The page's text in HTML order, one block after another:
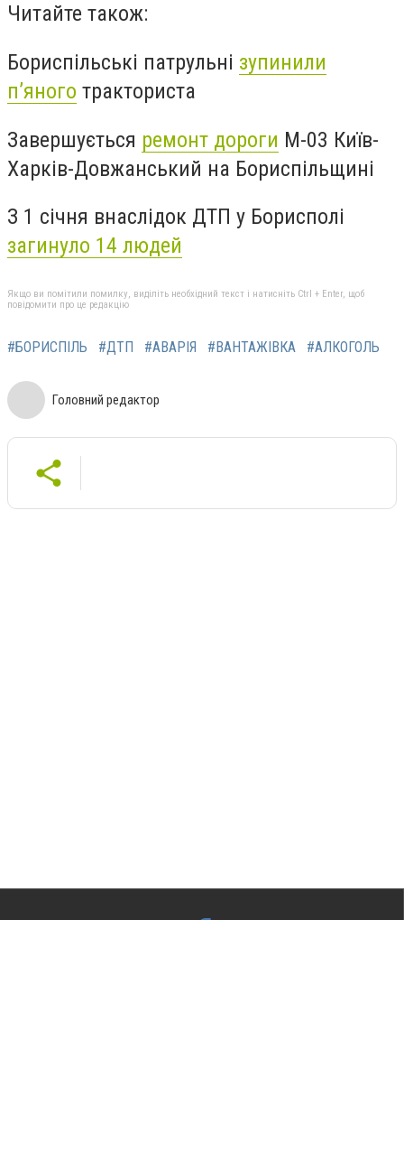
Читайте також:
Бориспільські патрульні зупинили
п’яного тракториста
Завершується ремонт дороги М-03 Київ-
Харків-Довжанський на Бориспільщині
З 1 січня внаслідок ДТП у Борисполі
загинуло 14 людей
Якщо ви помітили помилку, виділіть необхідний текст і натисніть Ctrl + Enter, щоб
повідомити про це редакцію
#БОРИСПІЛЬ #ДТП #АВАРІЯ #ВАНТАЖІВКА #АЛКОГОЛЬ
Головний редактор